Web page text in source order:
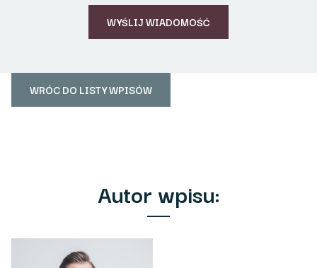
WRÓC DO LISTY WPISÓW
Autor wpisu: